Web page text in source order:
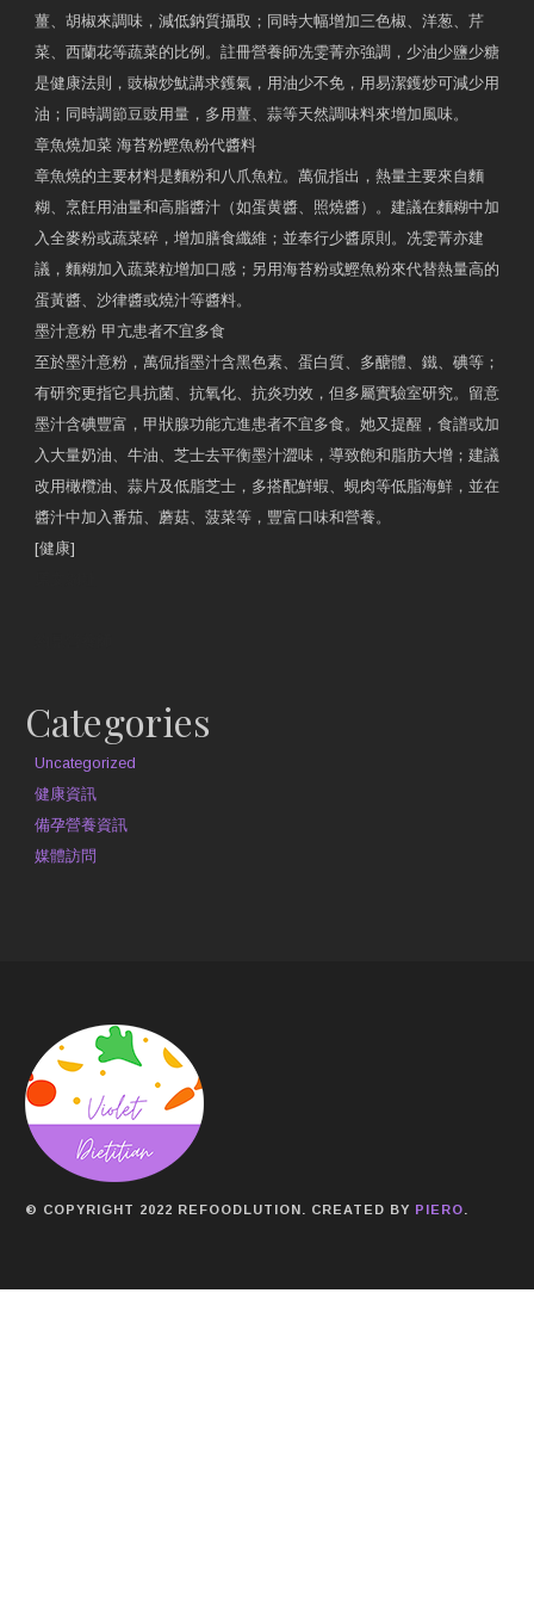
薑、胡椒來調味，減低鈉質攝取；同時大幅增加三色椒、洋葱、芹
菜、西蘭花等蔬菜的比例。註冊營養師冼雯菁亦強調，少油少鹽少糖
是健康法則，豉椒炒魷講求鑊氣，用油少不免，用易潔鑊炒可減少用
油；同時調節豆豉用量，多用薑、蒜等天然調味料來增加風味。
章魚燒加菜 海苔粉鰹魚粉代醬料
章魚燒的主要材料是麵粉和八爪魚粒。萬侃指出，熱量主要來自麵
糊、烹飪用油量和高脂醬汁（如蛋黄醬、照燒醬）。建議在麵糊中加
入全麥粉或蔬菜碎，增加膳食纖維；並奉行少醬原則。冼雯菁亦建
議，麵糊加入蔬菜粒增加口感；另用海苔粉或鰹魚粉來代替熱量高的
蛋黃醬、沙律醬或燒汁等醬料。
墨汁意粉 甲亢患者不宜多食
至於墨汁意粉，萬侃指墨汁含黑色素、蛋白質、多醣體、鐵、碘等；
有研究更指它具抗菌、抗氧化、抗炎功效，但多屬實驗室研究。留意
墨汁含碘豐富，甲狀腺功能亢進患者不宜多食。她又提醒，食譜或加
入大量奶油、牛油、芝士去平衡墨汁澀味，導致飽和脂肪大增；建議
改用橄欖油、蒜片及低脂芝士，多搭配鮮蝦、蜆肉等低脂海鮮，並在
醬汁中加入番茄、蘑菇、菠菜等，豐富口味和營養。
[健康]
Categories
Uncategorized
健康資訊
備孕營養資訊
媒體訪問
© COPYRIGHT 2022 REFOODLUTION. CREATED BY PIERO